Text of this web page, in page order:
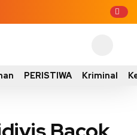
PERISTIWA Kriminal